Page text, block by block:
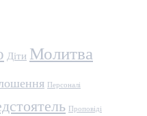
Діти Молитва
Персоналі
Проповіді